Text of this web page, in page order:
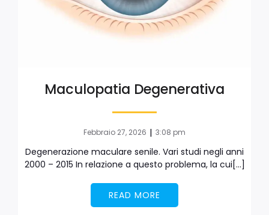
Maculopatia Degenerativa
Febbraio 27, 2026 | 3:08 pm
Degenerazione maculare senile. Vari studi negli anni
2000 – 2015 In relazione a questo problema, la cui[…]
READ MORE